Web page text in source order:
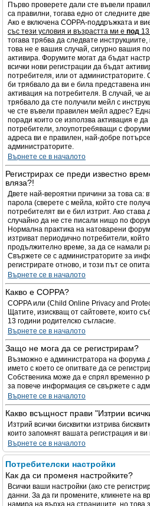
Първо проверете дали сте въвели
са правилни, тогава едно от следните
Ако е включена COPPA-поддръжката и
със тези условия и възрастта ми е под
тогава трябва да следвате
това не е вашия случай, сигурно вашия
активира. Форумите могат да бъдат
всички нови регистрации да бъдат
потребителя, или от администраторите.
би трябвало да ви е била представена
активация на потребителя. В случай, че
трябвало да сте получили мейл с
че сте въвели правилен мейл адрес?
поради които се използва активация е
потребители, злоупотребяващи с
адреса ви е правилен, най-добре
администраторите.
Върнете се в началото
Регистрирах се преди известно
вляза?!
Двете най-вероятни причини за това са:
парола (сверете с мейла, който сте
потребителят ви е бил изтрит. Ако става
случайно да не сте писали нищо по
Нормална практика на натоварени
изтриват периодично потребители,
продължително време, за да се намали
Свържете се с администраторите за
регистрирате отново, и този път се
Върнете се в началото
Какво е COPPA?
COPPA или (Child Online Privacy and
Щатите, изискващ от сайтовете, които
13 години родителско съгласие.
Върнете се в началото
Защо не мога да се регистрирам?
Възможно е администратора на форума
името с което се опитвате да се
Собственика може да е спрял временно
за повече информация се свържете с
Върнете се в началото
Какво всъщност прави "Изтрии
Изтрий всички бисквитки изтрива
които запомнят вашата регистрация и
Върнете се в началото
Потребителски настройки
Как да си променя настройките?
Всички ваши настройки (ако сте
данни. За да ги промените, кликнете на
намира на върха на страниците, но това